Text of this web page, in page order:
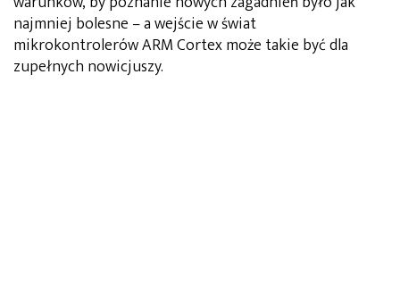
najmniej bolesne – a wejście w świat
mikrokontrolerów ARM Cortex może takie być dla
zupełnych nowicjuszy.